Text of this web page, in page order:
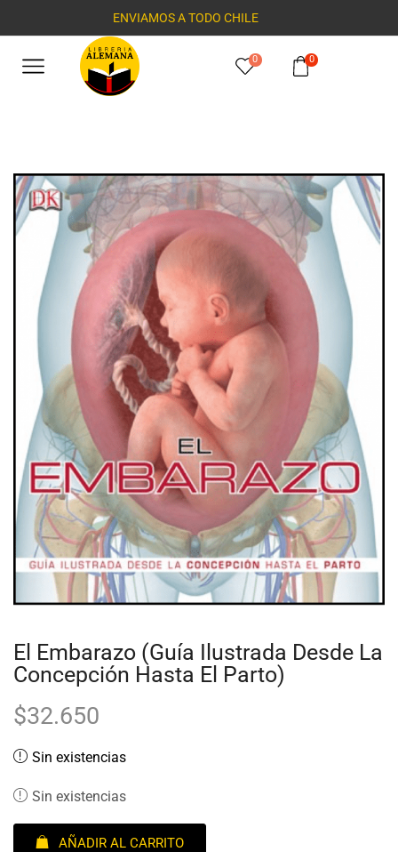
ENVIAMOS A TODO CHILE
0 0
El Embarazo (Guía Ilustrada Desde La
Concepción Hasta El Parto)
$32.650
Sin existencias
Sin existencias
AÑADIR AL CARRITO